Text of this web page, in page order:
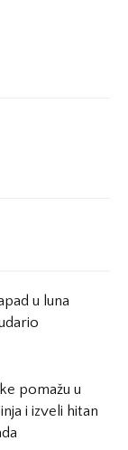
u luna
pomažu u
i izveli hitan